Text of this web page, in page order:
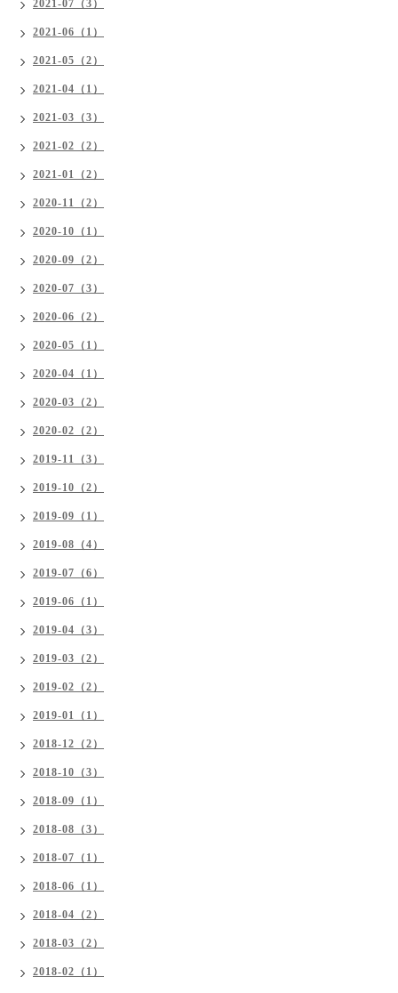
2021-07（3）
2021-06（1）
2021-05（2）
2021-04（1）
2021-03（3）
2021-02（2）
2021-01（2）
2020-11（2）
2020-10（1）
2020-09（2）
2020-07（3）
2020-06（2）
2020-05（1）
2020-04（1）
2020-03（2）
2020-02（2）
2019-11（3）
2019-10（2）
2019-09（1）
2019-08（4）
2019-07（6）
2019-06（1）
2019-04（3）
2019-03（2）
2019-02（2）
2019-01（1）
2018-12（2）
2018-10（3）
2018-09（1）
2018-08（3）
2018-07（1）
2018-06（1）
2018-04（2）
2018-03（2）
2018-02（1）